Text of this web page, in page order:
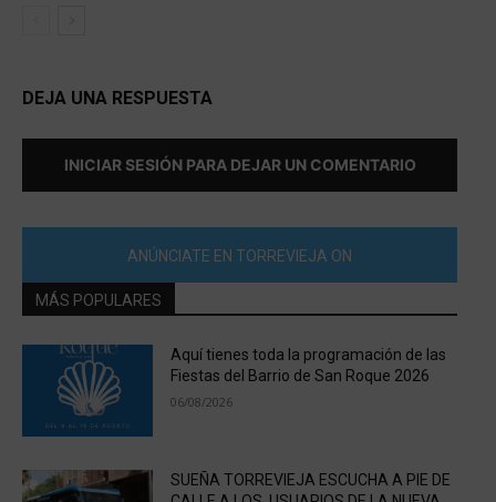
DEJA UNA RESPUESTA
INICIAR SESIÓN PARA DEJAR UN COMENTARIO
ANÚNCIATE EN TORREVIEJA ON
MÁS POPULARES
Aquí tienes toda la programación de las
Fiestas del Barrio de San Roque 2026
06/08/2026
SUEÑA TORREVIEJA ESCUCHA A PIE DE